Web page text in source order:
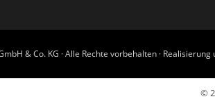
& Co. KG · Alle Rechte vorbehalten · Realisierung
©